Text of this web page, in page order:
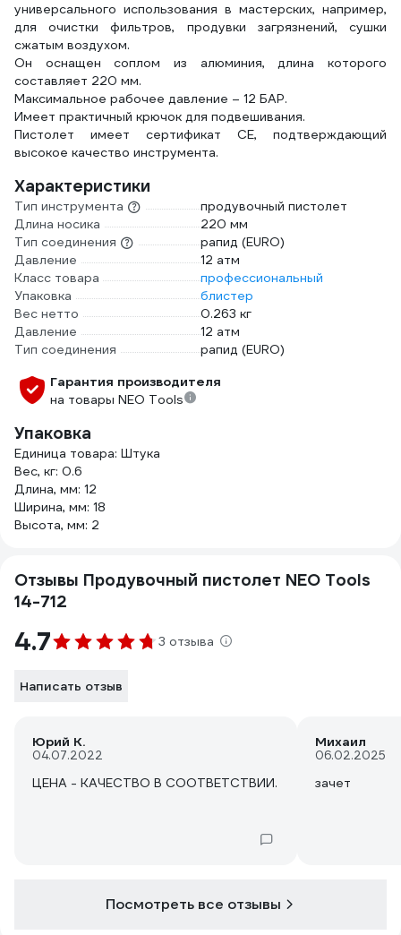
универсального использования в мастерских, например,
для очистки фильтров, продувки загрязнений, сушки
сжатым воздухом.
Он оснащен соплом из алюминия, длина которого
составляет 220 мм.
Максимальное рабочее давление – 12 БАР.
Имеет практичный крючок для подвешивания.
Пистолет имеет сертификат CE, подтверждающий
высокое качество инструмента.
Характеристики
Тип инструмента
продувочный пистолет
Длина носика
220 мм
Тип соединения
рапид (EURO)
Давление
12 атм
Класс товара
профессиональный
Упаковка
блистер
Вес нетто
0.263 кг
Давление
12 атм
Тип соединения
рапид (EURO)
Гарантия производителя
на товары NEO Tools
Упаковка
Единица товара: Штука
Вес, кг: 0.6
Длина, мм: 12
Ширина, мм: 18
Высота, мм: 2
Отзывы Продувочный пистолет NEO Tools
14-712
4.7 3 отзыва
Написать отзыв
Юрий К.
04.07.2022
ЦЕНА - КАЧЕСТВО В СООТВЕТСТВИИ.
Михаил
06.02.2025
зачет
Посмотреть все отзывы